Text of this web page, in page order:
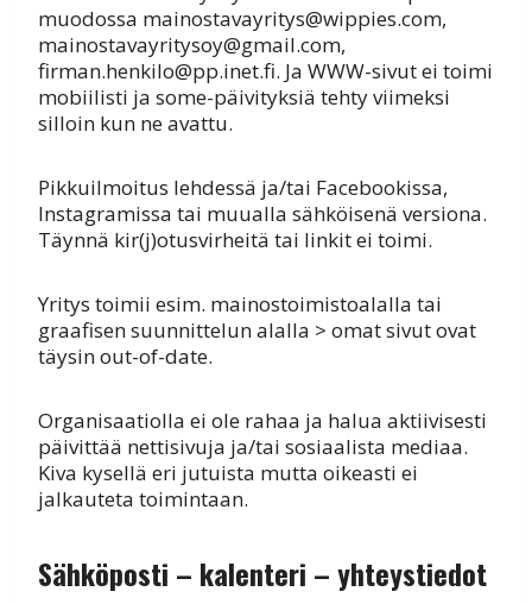
muodossa mainostavayritys@wippies.com,
mainostavayritysoy@gmail.com,
firman.henkilo@pp.inet.fi. Ja WWW-sivut ei toimi
mobiilisti ja some-päivityksiä tehty viimeksi
silloin kun ne avattu.
Pikkuilmoitus lehdessä ja/tai Facebookissa,
Instagramissa tai muualla sähköisenä versiona.
Täynnä kir(j)otusvirheitä tai linkit ei toimi.
Yritys toimii esim. mainostoimistoalalla tai
graafisen suunnittelun alalla > omat sivut ovat
täysin out-of-date.
Organisaatiolla ei ole rahaa ja halua aktiivisesti
päivittää nettisivuja ja/tai sosiaalista mediaa.
Kiva kysellä eri jutuista mutta oikeasti ei
jalkauteta toimintaan.
Sähköposti – kalenteri – yhteystiedot